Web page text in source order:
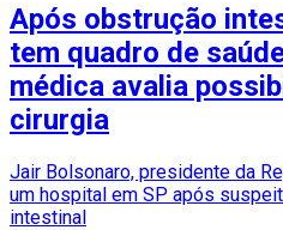
Após obstrução
tem quadro de
médica avalia
cirurgia
Jair Bolsonaro, presidente da
um hospital em SP após
intestinal